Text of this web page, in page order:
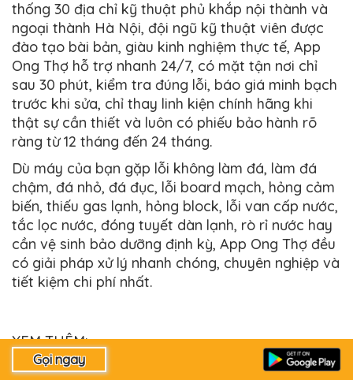
thống 30 địa chỉ kỹ thuật phủ khắp nội thành và
ngoại thành Hà Nội, đội ngũ kỹ thuật viên được
đào tạo bài bản, giàu kinh nghiệm thực tế, App
Ong Thợ hỗ trợ nhanh 24/7, có mặt tận nơi chỉ
sau 30 phút, kiểm tra đúng lỗi, báo giá minh bạch
trước khi sửa, chỉ thay linh kiện chính hãng khi
thật sự cần thiết và luôn có phiếu bảo hành rõ
ràng từ 12 tháng đến 24 tháng.
Dù máy của bạn gặp lỗi không làm đá, làm đá
chậm, đá nhỏ, đá đục, lỗi board mạch, hỏng cảm
biến, thiếu gas lạnh, hỏng block, lỗi van cấp nước,
tắc lọc nước, đóng tuyết dàn lạnh, rò rỉ nước hay
cần vệ sinh bảo dưỡng định kỳ, App Ong Thợ đều
có giải pháp xử lý nhanh chóng, chuyên nghiệp và
tiết kiệm chi phí nhất.
XEM THÊM:
>>>:30 Địa chỉ sửa máy rửa bát uy tín tại nhà Hà